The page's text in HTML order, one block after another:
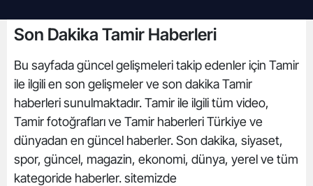
Son Dakika Tamir Haberleri
Bu sayfada güncel gelişmeleri takip edenler için Tamir
ile ilgili en son gelişmeler ve son dakika Tamir
haberleri sunulmaktadır. Tamir ile ilgili tüm video,
Tamir fotoğrafları ve Tamir haberleri Türkiye ve
dünyadan en güncel haberler. Son dakika, siyaset,
spor, güncel, magazin, ekonomi, dünya, yerel ve tüm
kategoride haberler. sitemizde